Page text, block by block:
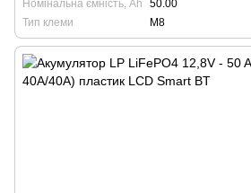
Номінальна ємність, Ah
50.00
Тип клеми
М8